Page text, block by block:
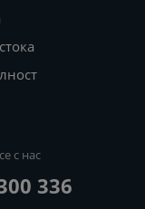
с нас
336